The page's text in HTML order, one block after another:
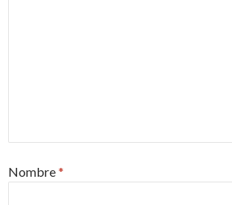
Nombre*